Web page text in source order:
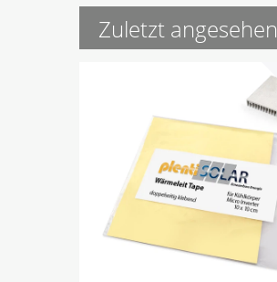
Zuletzt angesehen